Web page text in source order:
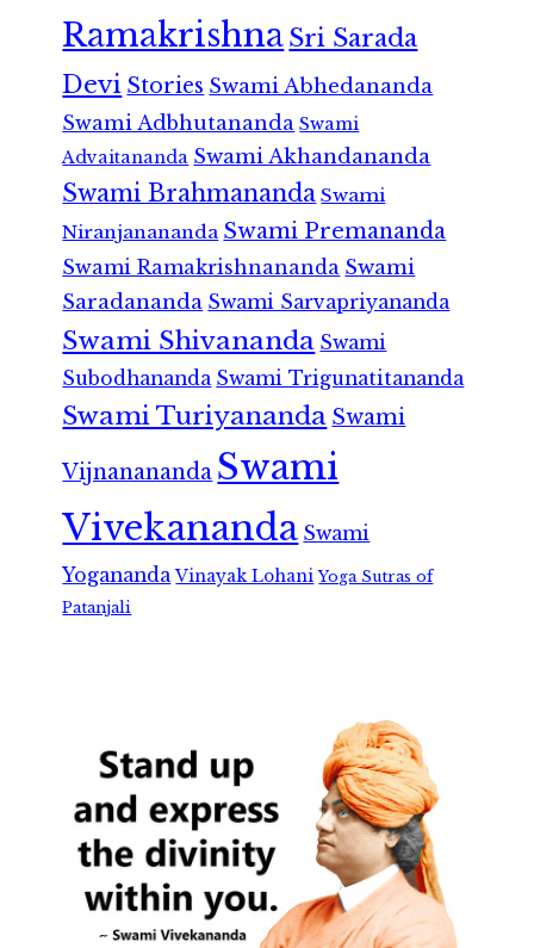
RamakrishnaSri Sarada
Devi Stories Swami Abhedananda
Swami Adbhutananda Swami
Advaitananda Swami Akhandananda
Swami Brahmananda Swami
Niranjanananda Swami Premananda
Swami Ramakrishnananda Swami
Saradananda Swami Sarvapriyananda
Swami Shivananda Swami
Subodhananda Swami Trigunatitananda
Swami Turiyananda Swami
Vijnanananda Swami
Vivekananda Swami
Yogananda Vinayak Lohani Yoga Sutras of
Patanjali